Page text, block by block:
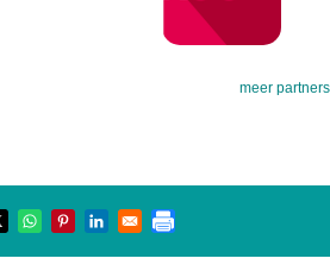
meer partners